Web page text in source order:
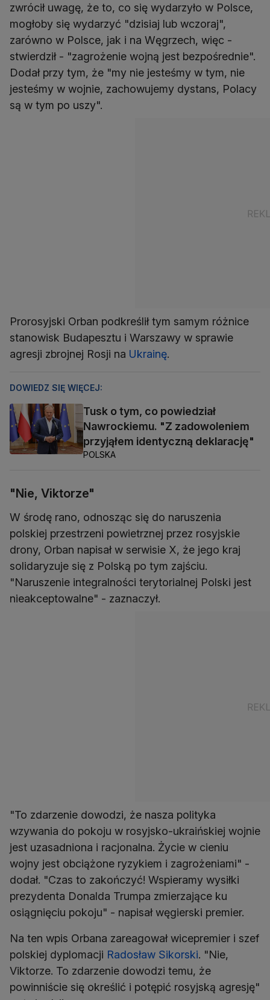
zwrócił uwagę, że to, co się wydarzyło w Polsce,
mogłoby się wydarzyć "dzisiaj lub wczoraj",
zarówno w Polsce, jak i na Węgrzech, więc -
stwierdził - "zagrożenie wojną jest bezpośrednie".
Dodał przy tym, że "my nie jesteśmy w tym, nie
jesteśmy w wojnie, zachowujemy dystans, Polacy
są w tym po uszy".
Prorosyjski Orban podkreślił tym samym różnice
stanowisk Budapesztu i Warszawy w sprawie
agresji zbrojnej Rosji na Ukrainę.
DOWIEDZ SIĘ WIĘCEJ:
Tusk o tym, co powiedział
Nawrockiemu. "Z zadowoleniem
przyjąłem identyczną deklarację"
POLSKA
"Nie, Viktorze"
W środę rano, odnosząc się do naruszenia
polskiej przestrzeni powietrznej przez rosyjskie
drony, Orban napisał w serwisie X, że jego kraj
solidaryzuje się z Polską po tym zajściu.
"Naruszenie integralności terytorialnej Polski jest
nieakceptowalne" - zaznaczył.
"To zdarzenie dowodzi, że nasza polityka
wzywania do pokoju w rosyjsko-ukraińskiej wojnie
jest uzasadniona i racjonalna. Życie w cieniu
wojny jest obciążone ryzykiem i zagrożeniami" -
dodał. "Czas to zakończyć! Wspieramy wysiłki
prezydenta Donalda Trumpa zmierzające ku
osiągnięciu pokoju" - napisał węgierski premier.
Na ten wpis Orbana zareagował wicepremier i szef
polskiej dyplomacji Radosław Sikorski. "Nie,
Viktorze. To zdarzenie dowodzi temu, że
powinniście się określić i potępić rosyjską agresję"